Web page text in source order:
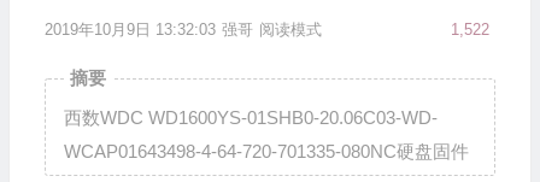
2019年10月9日 13:32:03 强哥 1,522
阅读模式
摘要
西数WDC WD1600YS-01SHB0-20.06C03-WD-
WCAP01643498-4-64-720-701335-080NC硬盘固件